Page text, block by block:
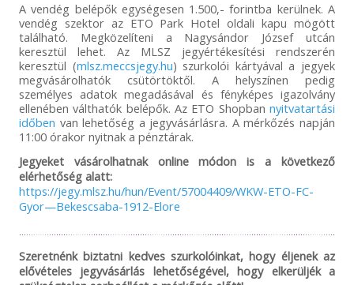
A vendég belépők egységesen 1.500,- forintba kerülnek. A
vendég szektor az ETO Park Hotel oldali kapu mögött
található. Megközelíteni a Nagysándor József utcán
keresztül lehet. Az MLSZ jegyértékesítési rendszerén
keresztül (mlsz.meccsjegy.hu) szurkolói kártyával a jegyek
megvásárolhatók csütörtöktől. A helyszínen pedig
személyes adatok megadásával és fényképes igazolvány
ellenében válthatók belépők. Az ETO Shopbannyitvatartási
időben van lehetőség a jegyvásárlásra. A mérkőzés napján
11:00 órakor nyitnak a pénztárak.
Jegyeket vásárolhatnak online módon is a következő
elérhetőség alatt:
https://jegy.mlsz.hu/hun/Event/57004409/WKW-ETO-FC-
Gyor—Bekescsaba-1912-Elore
Szeretnénk biztatni kedves szurkolóinkat, hogy éljenek az
elővételes jegyvásárlás lehetőségével, hogy elkerüljék a